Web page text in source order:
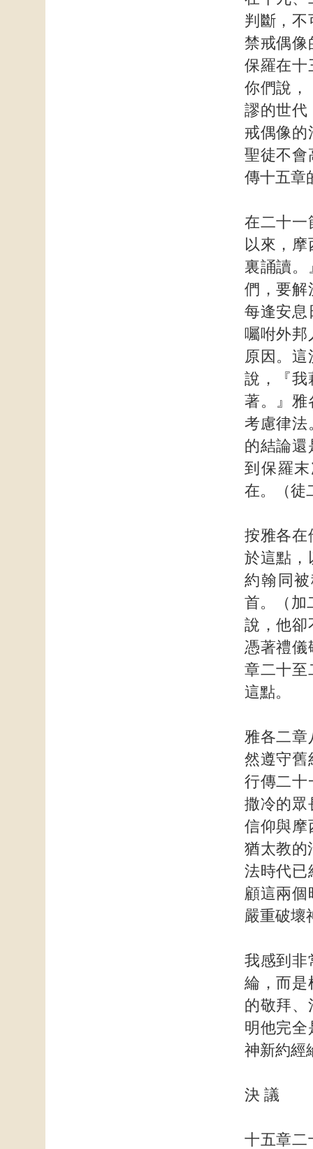
判斷，不
禁戒偶像
保羅在十
你們說，
謬的世代
戒偶像的
聖徒不會
傳十五章
在二十一
以來，
裏誦讀。
們，要解
每逢安息
囑咐外邦
原因。
說，『我
著。』雅
考慮律法
的結論還
到保羅
在。（徒
按雅各在
於這點，
約翰同
首。（加
說，他卻
憑著禮儀
章二十至
這點。
雅各二章
然遵守舊
行傳二十
撒冷的眾
信仰與摩
猶太教的
法時代已
顧這兩個
嚴重破壞
我感到非
綸，而是
的敬拜、
明他完全
神新約經
決 議
十五章二